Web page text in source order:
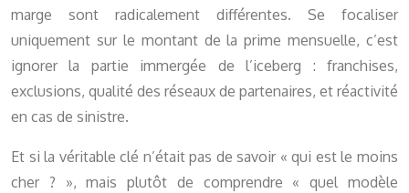
marge sont radicalement différentes. Se focaliser
uniquement sur le montant de la prime mensuelle, c’est
ignorer la partie immergée de l’iceberg : franchises,
exclusions, qualité des réseaux de partenaires, et réactivité
en cas de sinistre.
Et si la véritable clé n’était pas de savoir « qui est le moins
cher ? », mais plutôt de comprendre « quel modèle